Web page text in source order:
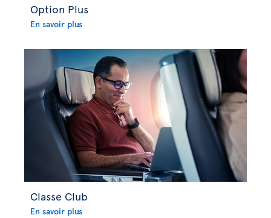
Option Plus
En savoir plus
Classe Club
En savoir plus